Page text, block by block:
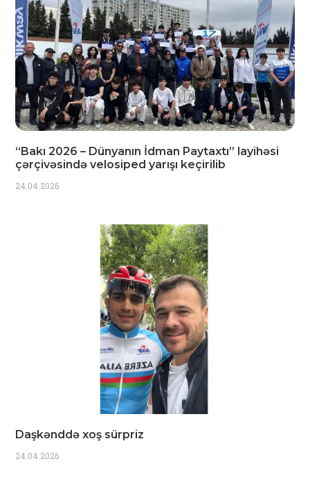
“Bakı 2026 – Dünyanın İdman Paytaxtı” layihəsi
çərçivəsində velosiped yarışı keçirilib
24.04.2026
Daşkənddə xoş sürpriz
24.04.2026